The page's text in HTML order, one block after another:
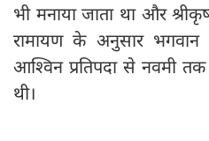
भी मनाया जाता था और
रामायण के अनुसार
आश्‍विन प्रतिपदा से नवमी
थी।